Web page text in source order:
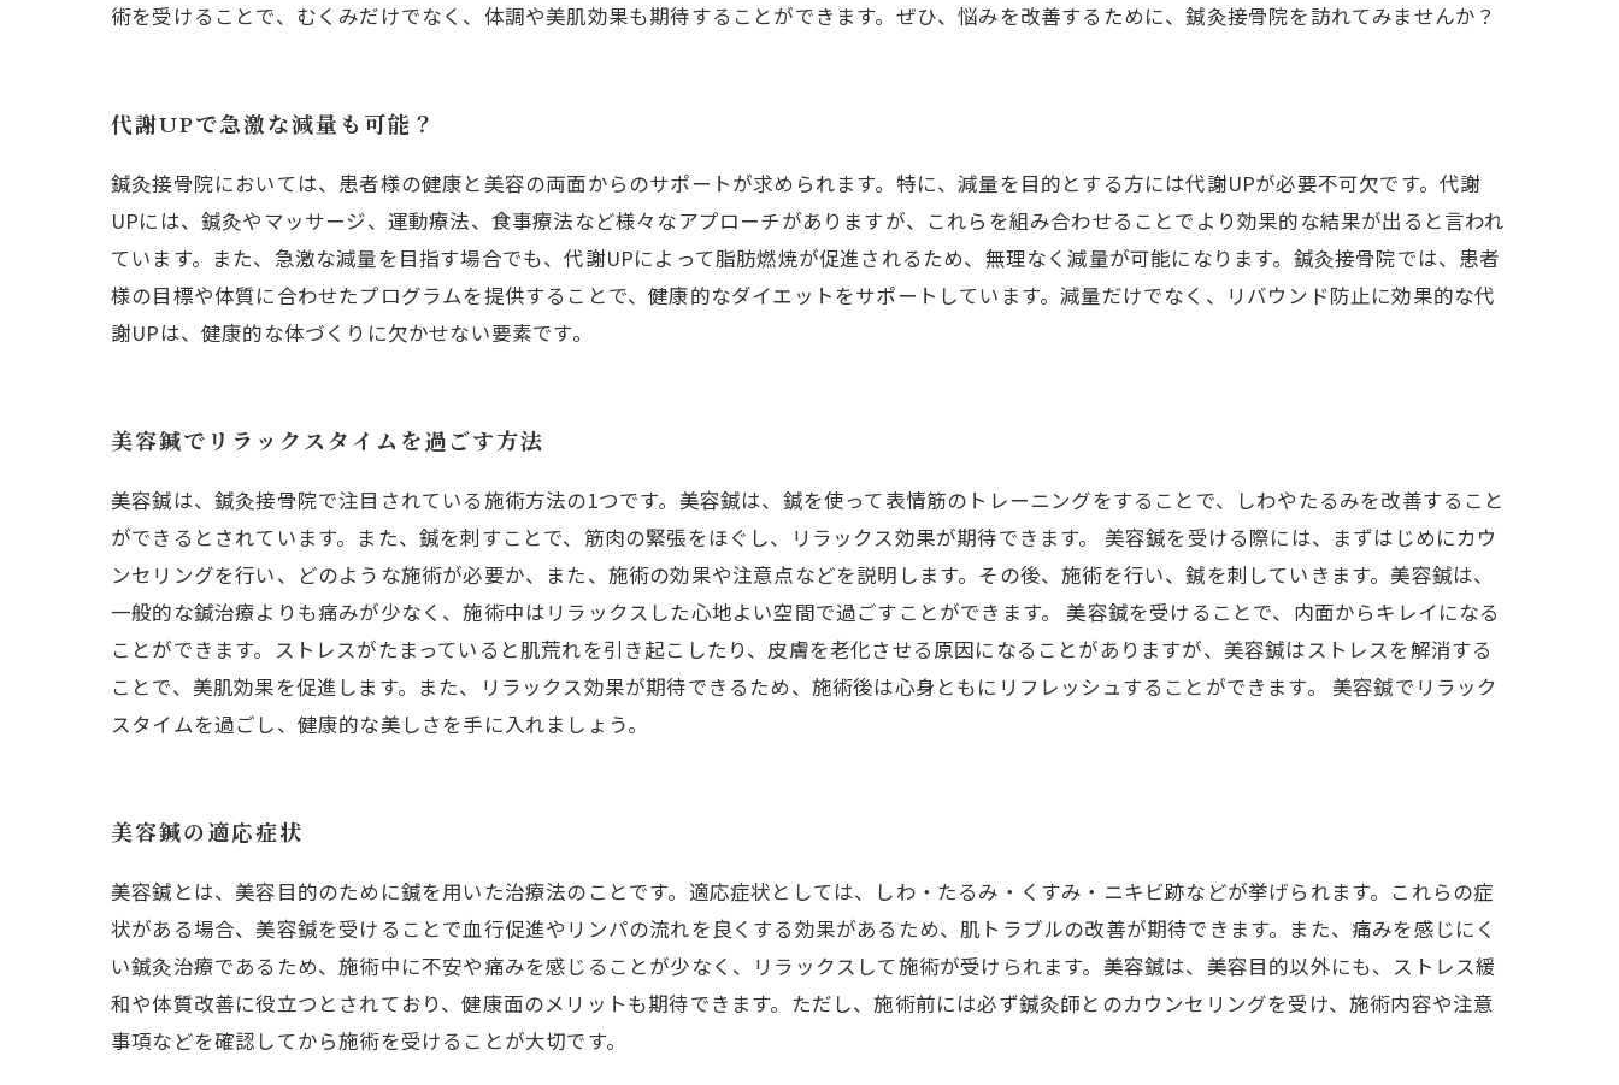
術を受けることで、むくみだけでなく、体調や美肌効果も期待することができます。ぜひ、悩みを改善するために、鍼灸接骨院を訪れてみませんか？
代謝UPで急激な減量も可能？
鍼灸接骨院においては、患者様の健康と美容の両面からのサポートが求められます。特に、減量を目的とする方には代謝UPが必要不可欠です。代謝
UPには、鍼灸やマッサージ、運動療法、食事療法など様々なアプローチがありますが、これらを組み合わせることでより効果的な結果が出ると言われ
ています。また、急激な減量を目指す場合でも、代謝UPによって脂肪燃焼が促進されるため、無理なく減量が可能になります。鍼灸接骨院では、患者
様の目標や体質に合わせたプログラムを提供することで、健康的なダイエットをサポートしています。減量だけでなく、リバウンド防止に効果的な代
謝UPは、健康的な体づくりに欠かせない要素です。
美容鍼でリラックスタイムを過ごす方法
美容鍼は、鍼灸接骨院で注目されている施術方法の1つです。美容鍼は、鍼を使って表情筋のトレーニングをすることで、しわやたるみを改善すること
ができるとされています。また、鍼を刺すことで、筋肉の緊張をほぐし、リラックス効果が期待できます。 美容鍼を受ける際には、まずはじめにカウ
ンセリングを行い、どのような施術が必要か、また、施術の効果や注意点などを説明します。その後、施術を行い、鍼を刺していきます。美容鍼は、
一般的な鍼治療よりも痛みが少なく、施術中はリラックスした心地よい空間で過ごすことができます。 美容鍼を受けることで、内面からキレイになる
ことができます。ストレスがたまっていると肌荒れを引き起こしたり、皮膚を老化させる原因になることがありますが、美容鍼はストレスを解消する
ことで、美肌効果を促進します。また、リラックス効果が期待できるため、施術後は心身ともにリフレッシュすることができます。 美容鍼でリラック
スタイムを過ごし、健康的な美しさを手に入れましょう。
美容鍼の適応症状
美容鍼とは、美容目的のために鍼を用いた治療法のことです。適応症状としては、しわ・たるみ・くすみ・ニキビ跡などが挙げられます。これらの症
状がある場合、美容鍼を受けることで血行促進やリンパの流れを良くする効果があるため、肌トラブルの改善が期待できます。また、痛みを感じにく
い鍼灸治療であるため、施術中に不安や痛みを感じることが少なく、リラックスして施術が受けられます。美容鍼は、美容目的以外にも、ストレス緩
和や体質改善に役立つとされており、健康面のメリットも期待できます。ただし、施術前には必ず鍼灸師とのカウンセリングを受け、施術内容や注意
事項などを確認してから施術を受けることが大切です。